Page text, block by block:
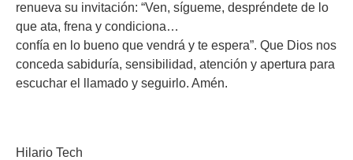
renueva su invitación: “Ven, sígueme, despréndete de lo
que ata, frena y condiciona…
confía en lo bueno que vendrá y te espera”. Que Dios nos
conceda sabiduría, sensibilidad, atención y apertura para
escuchar el llamado y seguirlo. Amén.
Hilario Tech